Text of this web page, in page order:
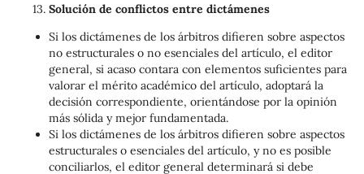
Solución de conflictos entre dictámenes
Si los dictámenes de los árbitros difieren sobre aspectos
no estructurales o no esenciales del artículo, el editor
general, si acaso contara con elementos suficientes para
valorar el mérito académico del artículo, adoptará la
decisión correspondiente, orientándose por la opinión
más sólida y mejor fundamentada.
Si los dictámenes de los árbitros difieren sobre aspectos
estructurales o esenciales del artículo, y no es posible
conciliarlos, el editor general determinará si debe